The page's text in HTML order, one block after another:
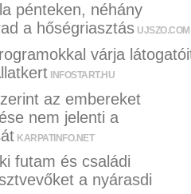
pénteken, néhány
a hőségriasztás UJSZO.COM
várja
INFOSTART.HU
az embereket
nem jelenti a
KARPATINFO.NET
futam és családi
a nyárasdi